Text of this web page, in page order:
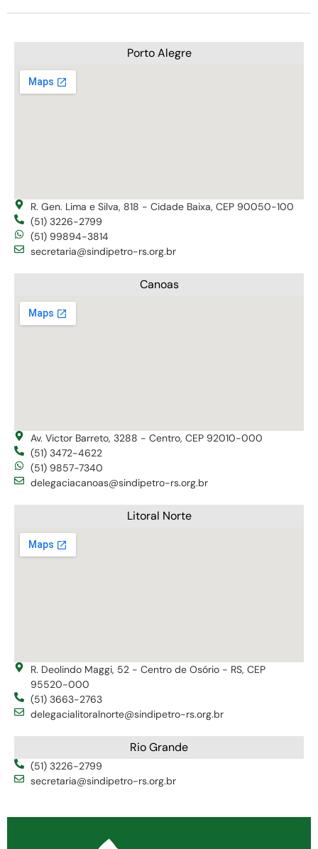
Porto Alegre
R. Gen. Lima e Silva, 818 - Cidade Baixa, CEP 90050-100
(51) 3226-2799
(51) 99894-3814
secretaria@sindipetro-rs.org.br
Canoas
Av. Victor Barreto, 3288 - Centro, CEP 92010-000
(51) 3472-4622
(51) 9857-7340
delegaciacanoas@sindipetro-rs.org.br
Litoral Norte
R. Deolindo Maggi, 52 - Centro de Osório - RS, CEP
95520-000
(51) 3663-2763
delegacialitoralnorte@sindipetro-rs.org.br
Rio Grande
(51) 3226-2799
secretaria@sindipetro-rs.org.br